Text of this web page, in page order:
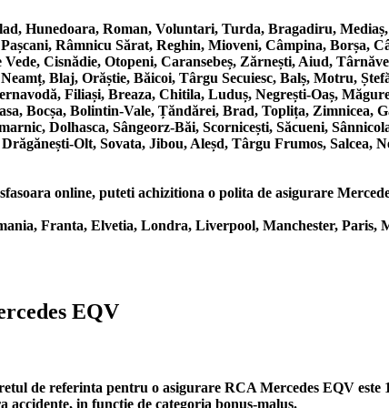
Hunedoara, Roman, Voluntari, Turda, Bragadiru,
Râmnicu Sărat, Reghin, Mioveni, Câmpina, Borșa,
Cisnădie, Otopeni, Caransebeș, Zărnești, Aiud,
Blaj, Orăștie, Băicoi, Târgu Secuiesc, Balș, Motru,
Filiași, Breaza, Chitila, Luduș, Negrești-Oaș,
Bocșa, Bolintin-Vale, Țăndărei, Brad, Toplița, Zimnicea,
Dolhasca, Sângeorz-Băi, Scornicești, Săcueni,
Olt, Sovata, Jibou, Aleșd, Târgu Frumos, Salcea,
online, puteti achizitiona o polita de asigurare
Franta, Elvetia, Londra, Liverpool, Manchester,
EQV
de referinta pentru o asigurare RCA Mercedes EQV
in functie de categoria bonus-malus.